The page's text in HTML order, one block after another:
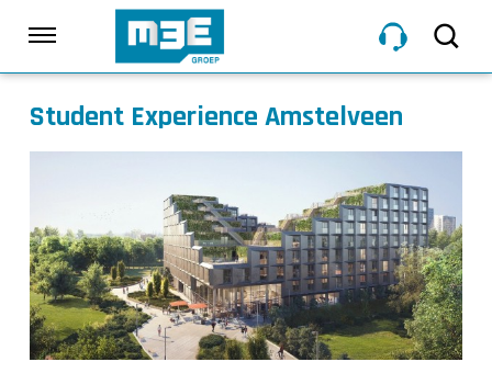
links
naar
naar
navigatie
HOME
PROJECTEN
OVER M3E
Student Experience Amstelveen